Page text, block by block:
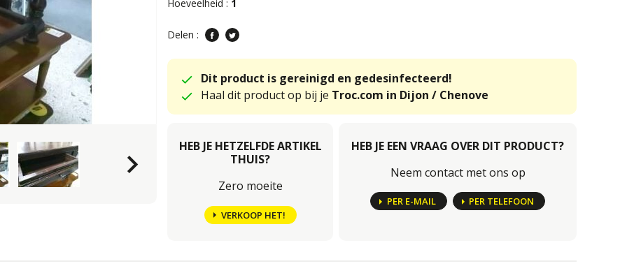
keyboard_arrow_right
Hoeveelheid : 1
Delen :
Dit product is gereinigd en gedesinfecteerd!
Haal dit product op bij je Troc.com in Dijon / Chenove
HEB JE HETZELFDE ARTIKEL
THUIS?
Zero moeite
VERKOOP HET!
HEB JE EEN VRAAG OVER DIT PRODUCT?
Neem contact met ons op
PER E-MAIL PER TELEFOON